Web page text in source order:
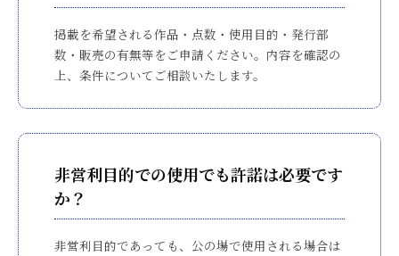
掲載を希望される作品・点数・使用目的・発行部
数・販売の有無等をご申請ください。内容を確認の
上、条件についてご相談いたします。
非営利目的での使用でも許諾は必要です
か？
非営利目的であっても、公の場で使用される場合は